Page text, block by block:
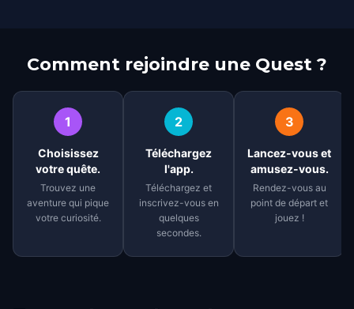
Comment rejoindre une Quest ?
1
Choisissez
votre quête.
Trouvez une
aventure qui pique
votre curiosité.
2
Téléchargez
l'app.
Téléchargez et
inscrivez-vous en
quelques
secondes.
3
Lancez-vous et
amusez-vous.
Rendez-vous au
point de départ et
jouez !